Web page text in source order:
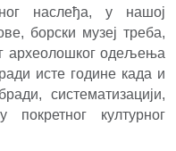
наслеђа, у нашој
борски музеј треба,
археолошког одељења
исте године када и
систематизацији,
културног